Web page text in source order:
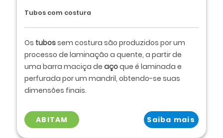
Tubos com costura
Os tubossem costura são produzidos por um
processo de laminação a quente, a partir de
uma barra maciça deaçoque é laminada e
perfurada por um mandril, obtendo-se suas
dimensões finais.
ABITAM Saiba mais